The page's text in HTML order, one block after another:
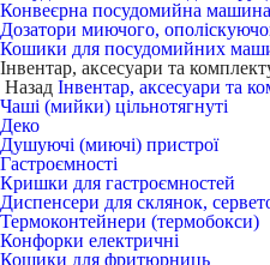
Конвеєрна посудомийна
Дозатори миючого,
Кошики для посудомийних
Інвентар, аксесуари та
Назад Інвентар, аксесуари та
Чаші (мийки) цільнотягнуті
Деко
Душуючі (миючі) пристрої
Гастроємності
Кришки для гастроємностей
Диспенсери для склянок,
Термоконтейнери (термобокси)
Конфорки електричні
Кошики для фритюрниць